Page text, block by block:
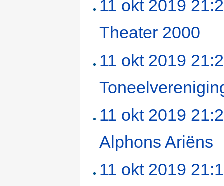
11 okt 2019
Theater 2000
11 okt 2019
11 okt 2019
Alphons Ariëns
11 okt 2019